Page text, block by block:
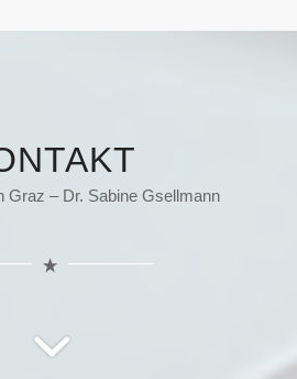
Graz – Dr. Sabine Gsellmann